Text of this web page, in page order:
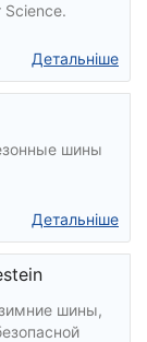
Детальніше
шины
Детальніше
шины,